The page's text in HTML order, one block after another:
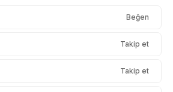
Beğen
Takip et
Takip et